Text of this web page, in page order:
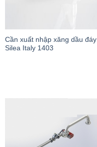
Cần xuất nhập xăng dầu đáy
Silea Italy 1403